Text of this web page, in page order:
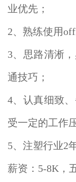
业优先；
2、熟练使用
3、思路清淅
通技巧；
4、认真细致
受一定的工作
5、注塑行业2
薪资：5-8K，